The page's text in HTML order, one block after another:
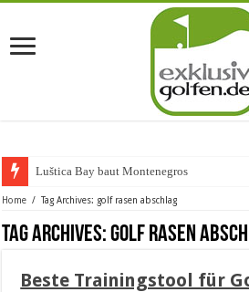
Luštica Bay baut Montenegros ers
Home / Tag Archives: golf rasen abschlag
Tag Archives:golf rasen
Beste Trainingstool für